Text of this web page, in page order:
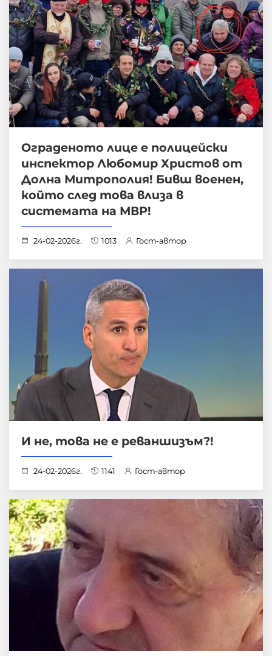
Ограденото лице е полицейски
инспектор Любомир Христов от
Долна Митрополия! Бивш военен,
който след това влиза в
системата на МВР!
24-02-2026г. 1013 Гост-автор
И не, това не е реваншизъм?!
24-02-2026г. 1141 Гост-автор